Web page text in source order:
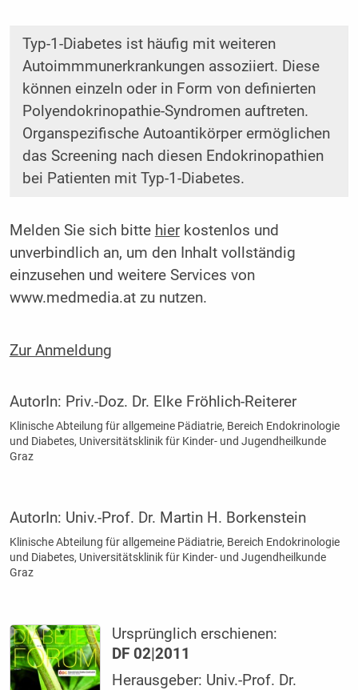
Typ-1-Diabetes ist häufig mit weiteren
Autoimmmunerkrankungen assoziiert. Diese
können einzeln oder in Form von definierten
Polyendokrinopathie-Syndromen auftreten.
Organspezifische Autoantikörper ermöglichen
das Screening nach diesen Endokrinopathien
bei Patienten mit Typ-1-Diabetes.
Melden Sie sich bitte hierkostenlos und
unverbindlich an, um den Inhalt vollständig
einzusehen und weitere Services von
www.medmedia.at zu nutzen.
Zur Anmeldung
AutorIn: Priv.-Doz. Dr. Elke Fröhlich-Reiterer
Klinische Abteilung für allgemeine Pädiatrie, Bereich Endokrinologie
und Diabetes, Universitätsklinik für Kinder- und Jugendheilkunde
Graz
AutorIn: Univ.-Prof. Dr. Martin H. Borkenstein
Klinische Abteilung für allgemeine Pädiatrie, Bereich Endokrinologie
und Diabetes, Universitätsklinik für Kinder- und Jugendheilkunde
Graz
Ursprünglich erschienen:
DF 02|2011
Herausgeber: Univ.-Prof. Dr.